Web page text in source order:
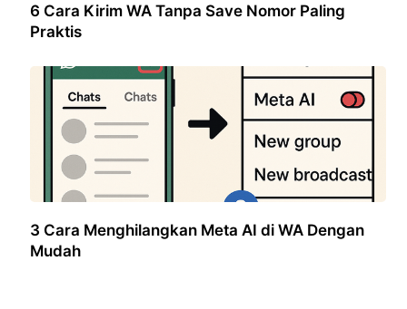
6 Cara Kirim WA Tanpa Save Nomor Paling
Praktis
3 Cara Menghilangkan Meta AI di WA Dengan
Mudah